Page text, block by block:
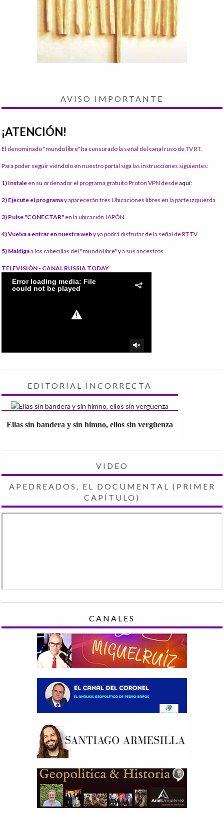
AVISO IMPORTANTE
¡ATENCIÓN!
El denominado "mundo libre" ha censurado la señal del canal ruso de TV RT.
Para poder seguir viéndolo en nuestro portal siga las instrucciones siguientes:
1) Instale en su ordenador el programa gratuito Proton VPN desdeaquí:
2) Ejecute el programay aparecerán tres Ubicaciones libres en la parte izquierda
3) Pulse "CONECTAR" en la ubicación JAPÓN
4) Vuelva a entrar en nuestra weby ya podrá disfrutar de la señal de RT TV
5) Maldigaa los cabecillas del "mundo libre" y a sus ancestros
TELEVISIÓN - CANAL RUSSIA TODAY
EDITORIAL INCORRECTA
Ellas sin bandera y sin himno, ellos sin vergüenza
VIDEO
APEDREADOS, EL DOCUMENTAL (PRIMER
CAPÍTULO)
CANALES